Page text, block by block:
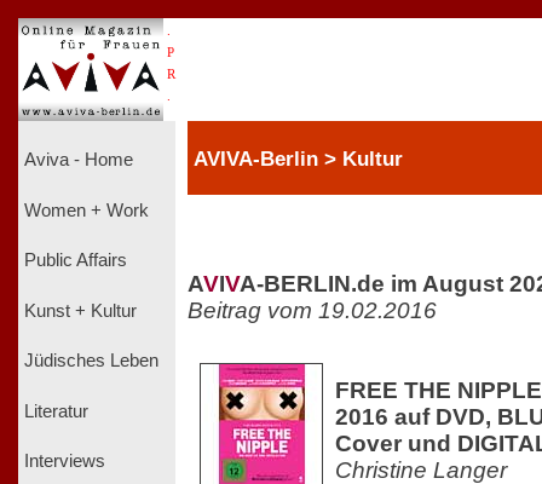
P
R
Aviva - Home
Women + Work
Public Affairs
Kunst + Kultur
Jüdisches Leben
Literatur
Interviews
AVIVA-Berlin > Kultur
AVIVA-BERLIN.de im August
Beitrag vom 19.02.2016
FREE THE
2016 auf DVD,
Cover und
Christine Langer